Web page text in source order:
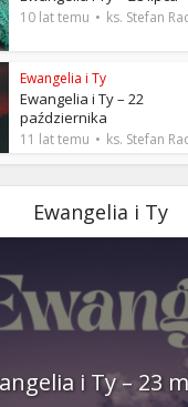
10 lat temu ks. Stefan
Ewangelia i Ty
Ewangelia i Ty – 22
października
11 lat temu ks. Stefan
Ewangelia i Ty
i Ty – 23